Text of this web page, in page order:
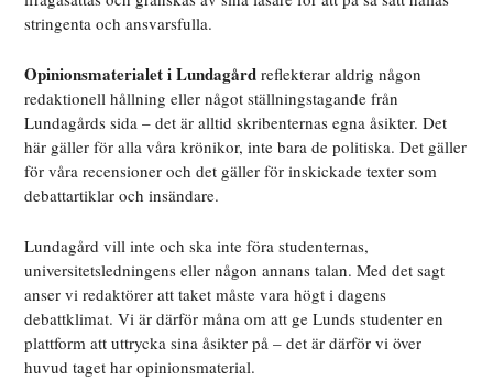
stringenta och ansvarsfulla.
Opinionsmaterialet i Lundagård reflekterar aldrig någon
redaktionell hållning eller något ställningstagande från
Lundagårds sida – det är alltid skribenternas egna åsikter. Det
här gäller för alla våra krönikor, inte bara de politiska. Det gäller
för våra recensioner och det gäller för inskickade texter som
debattartiklar och insändare.
Lundagård vill inte och ska inte föra studenternas,
universitetsledningens eller någon annans talan. Med det sagt
anser vi redaktörer att taket måste vara högt i dagens
debattklimat. Vi är därför måna om att ge Lunds studenter en
plattform att uttrycka sina åsikter på – det är därför vi över
huvud taget har opinionsmaterial.